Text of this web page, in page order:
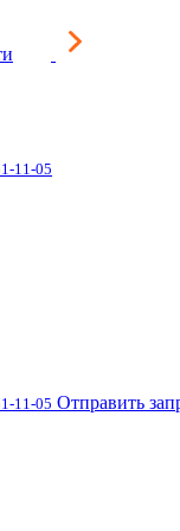
11-05
11-05 Отправить